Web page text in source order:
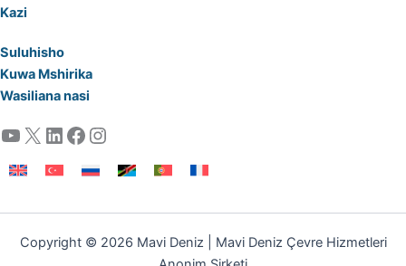
Kazi
Suluhisho
Kuwa Mshirika
Wasiliana nasi
YouTube X LinkedIn Facebook Instagram
Copyright © 2026 Mavi Deniz | Mavi Deniz Çevre Hizmetleri